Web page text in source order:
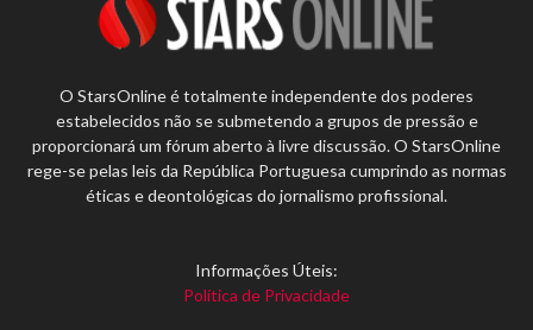
O StarsOnline é totalmente independente dos poderes
estabelecidos não se submetendo a grupos de pressão e
proporcionará um fórum aberto à livre discussão. O StarsOnline
rege-se pelas leis da República Portuguesa cumprindo as normas
éticas e deontológicas do jornalismo profissional.
Informações Úteis:
Política de Privacidade